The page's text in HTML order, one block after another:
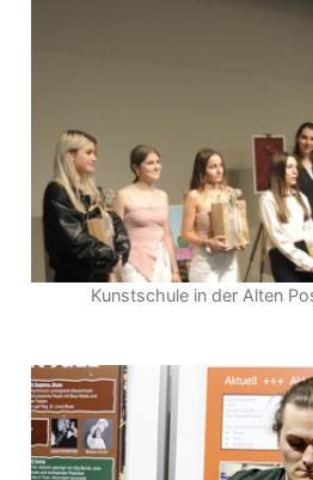
Kunstschule in der Alten